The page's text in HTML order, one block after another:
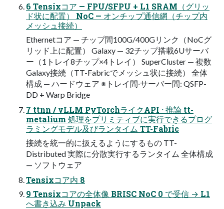
6 Tensixコア — FPU/SFPU + L1 SRAM（グリッ
ド状に配置） NoC — オンチップ通信網（チップ内
メッシュ接続）
Ethernetコア — チップ間100G/400Gリンク（NoCグ
リッド上に配置） Galaxy — 32チップ搭載6Uサーバ
ー（1トレイ8チップ×4トレイ） SuperCluster — 複数
Galaxy接続（TT-Fabricでメッシュ状に接続） 全体
構成 — ハードウェア ※トレイ間‧サーバー間: QSFP-
DD + Warp Bridge
7 ttnn / vLLM PyTorchライクAPI · 推論 tt-
metalium 処理をプリミティブに実⾏できるプログ
ラミングモデル及びランタイム TT-Fabric
接続を統⼀的に扱えるようにするもの TT-
Distributed 実際に分散実⾏するランタイム 全体構成
— ソフトウェア
Tensixコア内 8
9 Tensixコアの全体像 BRISC NoC 0 で受信 → L1
へ書き込み Unpack